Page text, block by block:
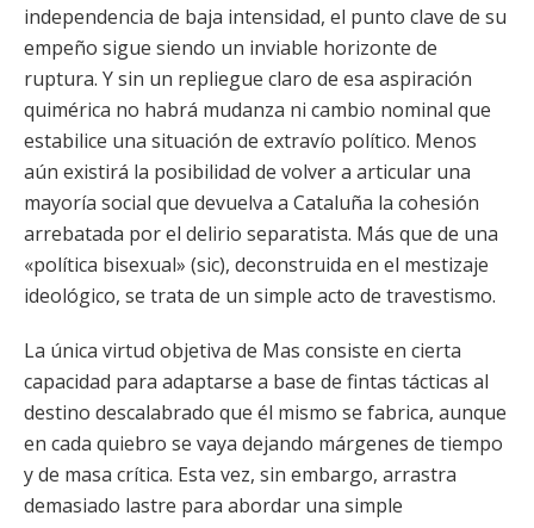
independencia de baja intensidad, el punto clave de su
empeño sigue siendo un inviable horizonte de
ruptura. Y sin un repliegue claro de esa aspiración
quimérica no habrá mudanza ni cambio nominal que
estabilice una situación de extravío político. Menos
aún existirá la posibilidad de volver a articular una
mayoría social que devuelva a Cataluña la cohesión
arrebatada por el delirio separatista. Más que de una
«política bisexual» (sic), deconstruida en el mestizaje
ideológico, se trata de un simple acto de travestismo.
La única virtud objetiva de Mas consiste en cierta
capacidad para adaptarse a base de fintas tácticas al
destino descalabrado que él mismo se fabrica, aunque
en cada quiebro se vaya dejando márgenes de tiempo
y de masa crítica. Esta vez, sin embargo, arrastra
demasiado lastre para abordar una simple